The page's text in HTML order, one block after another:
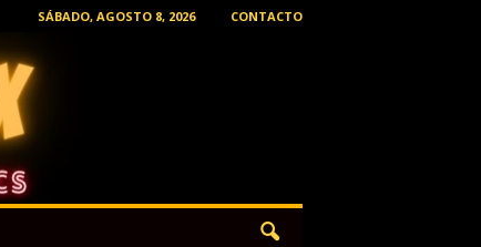
SÁBADO, AGOSTO 8, 2026 CONTACTO